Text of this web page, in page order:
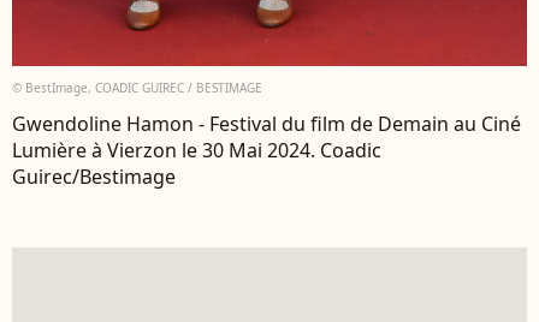
© BestImage, COADIC GUIREC / BESTIMAGE
Gwendoline Hamon - Festival du film de Demain au Ciné
Lumière à Vierzon le 30 Mai 2024. Coadic
Guirec/Bestimage